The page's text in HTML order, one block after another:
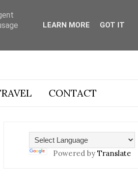
CONTACT
Powered by Translate
LEARN MORE GOT IT